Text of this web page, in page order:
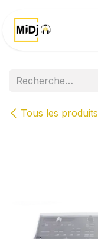
Tous les produits